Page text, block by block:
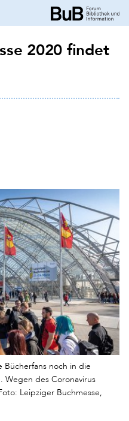
2020 findet
noch in die
Wegen des Coronavirus
Leipziger Buchmesse,